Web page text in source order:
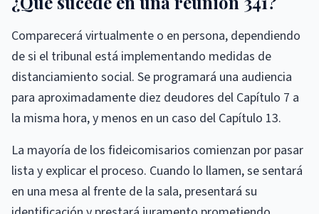
Comparecerá virtualmente o en persona, dependiendo
de si el tribunal está implementando medidas de
distanciamiento social. Se programará una audiencia
para aproximadamente diez deudores del Capítulo 7 a
la misma hora, y menos en un caso del Capítulo 13.
La mayoría de los fideicomisarios comienzan por pasar
lista y explicar el proceso. Cuando lo llamen, se sentará
en una mesa al frente de la sala, presentará su